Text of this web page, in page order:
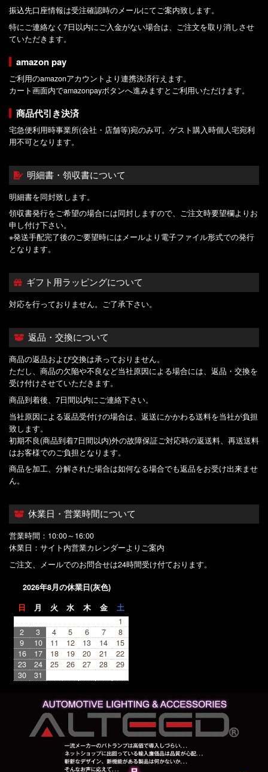
振込先口座情報は受注確認時のメールにてご案内致します。
特にご連絡なく7日以内にご入金がない場合は、ご注文を取り消しさせ
ていただきます。
amazon pay
ご利用のamazonアカウントより連携決済行えます。
カート画面内でamazonpayボタンへ進みますとご利用いただけます。
商品代引き決済
宅急便利用時事業所(会社・店舗等)宛のみ可。ゲスト購入時個人宅宛利
用不可となります。
明細書・領収書について
明細書を同封致します。
領収書発行をご希望の場合には同封しますので、ご注文時要望欄よりお
申し付け下さい。
※発送手配完了後のご要望時にはメールより電子ファイル形式での発行
となります。
ギフト用ラッピングについて
対応を行っておりません。ご了承下さい。
返品・交換について
商品の返品および交換は承っておりません。
ただし、商品の欠陥や不良など当社原因による場合には、返品・交換を
受け付けさせていただきます。
商品到着後、7日間以内にご連絡下さい。
当社原因による返品受付けの場合は、返送にかかわる送料を当社が負担
致します。
初期不良(商品到着7日間以内)外の故障保証ご対応時の返送料、再送送料
はお客様でのご負担となります。
商品を加工、分解された場合は如何なる場合でも返品をお受け出来ませ
ん。
休業日・営業時間について
営業時間：10:00～16:00
休業日：サイト内営業カレンダーよりご案内
ご注文、メールでのお問合せは24時間受け付ております。
2026年8月の休業日(灰色)
日 月 火 水 木 金 土
1
2
3 4 5 6 7
8
9
10 11 12 13 14
15
16
17 18 19 20 21
22
23
24 25 26 27 28
29
30
31